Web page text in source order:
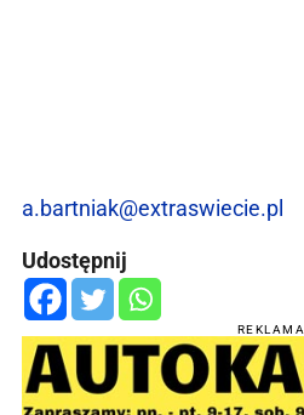
a.bartniak@extraswiecie.pl
Udostępnij
REKLAMA